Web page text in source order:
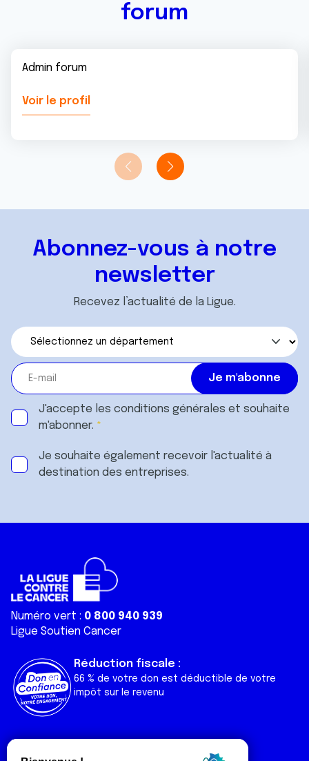
forum
Admin forum
Voir le profil
Abonnez-vous à notre
newsletter
Recevez l’actualité de la Ligue.
J'accepte les conditions générales et souhaite
m'abonner.
Je souhaite également recevoir l'actualité à
destination des entreprises.
Numéro vert : 0 800 940 939
Ligue Soutien Cancer
Réduction fiscale :
66 % de votre don est déductible de votre
impôt sur le revenu
Liens utiles